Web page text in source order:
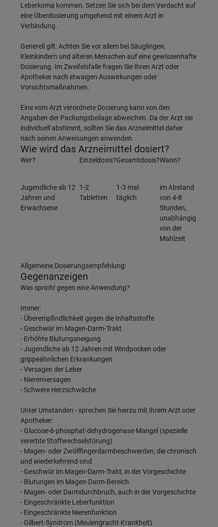
Leberkoma kommen. Setzen Sie sich bei dem Verdacht auf
eine Überdosierung umgehend mit einem Arzt in
Verbindung.
Generell gilt: Achten Sie vor allem bei Säuglingen,
Kleinkindern und älteren Menschen auf eine gewissenhafte
Dosierung. Im Zweifelsfalle fragen Sie Ihren Arzt oder
Apotheker nach etwaigen Auswirkungen oder
Vorsichtsmaßnahmen.
Eine vom Arzt verordnete Dosierung kann von den
Angaben der Packungsbeilage abweichen. Da der Arzt sie
individuell abstimmt, sollten Sie das Arzneimittel daher
nach seinen Anweisungen anwenden.
Wie wird das Arzneimittel dosiert?
Wer? Einzeldosis?Gesamtdosis?Wann?
Jugendliche ab 12
Jahren und
Erwachsene
1-2
Tabletten
1-3 mal
täglich
im Abstand
von 4-8
Stunden,
unabhängig
von der
Mahlzeit
Allgemeine Dosierungsempfehlung:
Gegenanzeigen
Was spricht gegen eine Anwendung?
Immer:
- Überempfindlichkeit gegen die Inhaltsstoffe
- Geschwür im Magen-Darm-Trakt
- Erhöhte Blutungsneigung
- Jugendliche ab 12 Jahren mit Windpocken oder
grippeähnlichen Erkrankungen
- Versagen der Leber
- Nierenversagen
- Schwere Herzschwäche
Unter Umständen - sprechen Sie hierzu mit Ihrem Arzt oder
Apotheker:
- Glucose-6-phosphat-dehydrogenase-Mangel (spezielle
vererbte Stoffwechselstörung)
- Magen- oder Zwölffingerdarmbeschwerden, die chronisch
und wiederkehrend sind
- Geschwür im Magen-Darm-Trakt, in der Vorgeschichte
- Blutungen im Magen-Darm-Bereich
- Magen- oder Darmdurchbruch, auch in der Vorgeschichte
- Eingeschränkte Leberfunktion
- Eingeschränkte Nierenfunktion
- Gilbert-Syndrom (Meulengracht-Krankheit)